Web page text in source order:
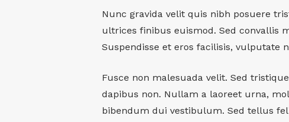
Nunc gravida velit quis nibh posuere
ultrices finibus euismod. Sed convallis
Suspendisse et eros facilisis, vulputate
Fusce non malesuada velit. Sed
dapibus non. Nullam a laoreet urna,
bibendum dui vestibulum. Sed tellus